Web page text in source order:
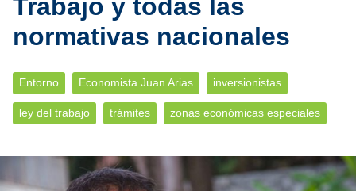
Trabajo y todas las
normativas nacionales
Entorno Economista Juan Arias inversionistas
ley del trabajo trámites zonas económicas especiales